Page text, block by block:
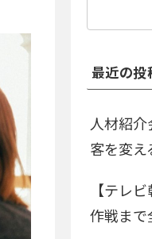
最近の投
人材紹
客を変え
【テレ
作戦まで